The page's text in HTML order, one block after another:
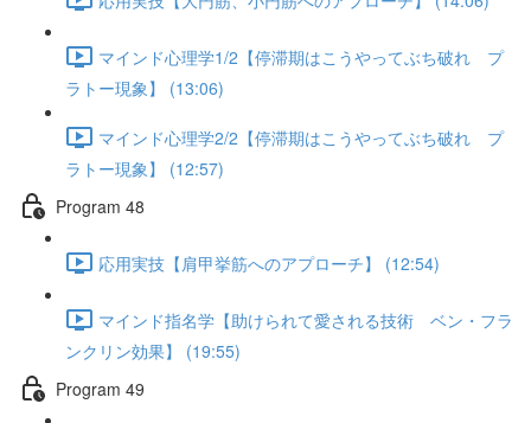
マインド心理学1/2【停滞期はこうやってぶち破れ プ
ラトー現象】 (13:06)
マインド心理学2/2【停滞期はこうやってぶち破れ プ
ラトー現象】 (12:57)
Program 48
応用実技【肩甲挙筋へのアプローチ】 (12:54)
マインド指名学【助けられて愛される技術 ベン・フラ
ンクリン効果】 (19:55)
Program 49